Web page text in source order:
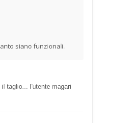
siano funzionali.
taglio... l'utente magari